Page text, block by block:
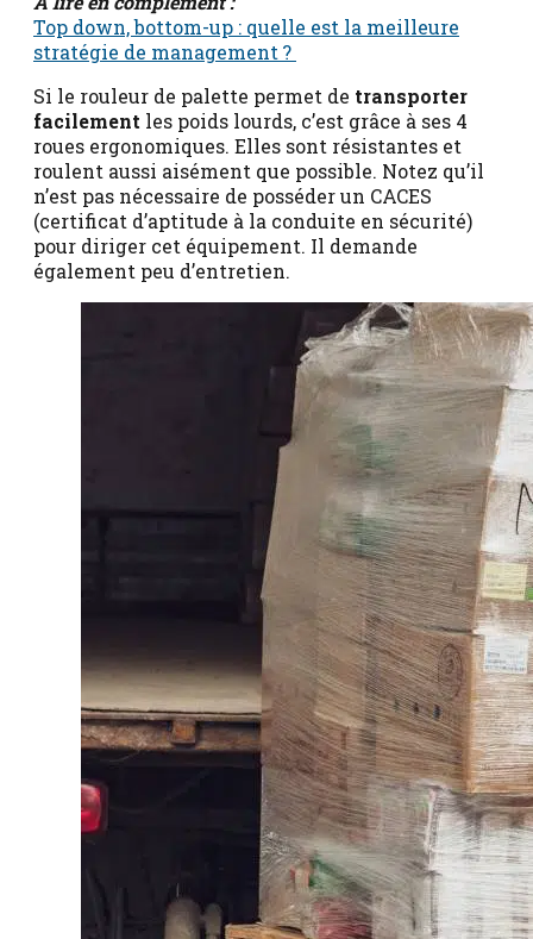
Top down, bottom-up : quelle est la meilleure
stratégie de management ?
Si le rouleur de palette permet de transporter
facilement les poids lourds, c’est grâce à ses 4
roues ergonomiques. Elles sont résistantes et
roulent aussi aisément que possible. Notez qu’il
n’est pas nécessaire de posséder un CACES
(certificat d’aptitude à la conduite en sécurité)
pour diriger cet équipement. Il demande
également peu d’entretien.